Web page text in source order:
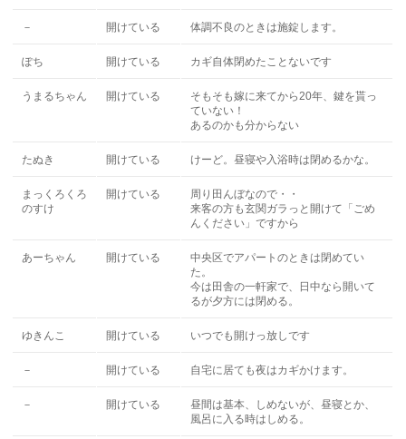
－ 開けている 体調不良のときは施錠します。
ぽち 開けている カギ自体閉めたことないです
うまるちゃん 開けている
そもそも嫁に来てから20年、鍵を貰っ
ていない！
あるのかも分からない
たぬき 開けている けーど。昼寝や入浴時は閉めるかな。
まっくろくろ
のすけ
開けている
周り田んぼなので・・
来客の方も玄関ガラっと開けて「ごめ
んください」ですから
あーちゃん 開けている
中央区でアパートのときは閉めてい
た。
今は田舎の一軒家で、日中なら開いて
るが夕方には閉める。
ゆきんこ 開けている いつでも開けっ放しです
－ 開けている 自宅に居ても夜はカギかけます。
－ 開けている
昼間は基本、しめないが、昼寝とか、
風呂に入る時はしめる。